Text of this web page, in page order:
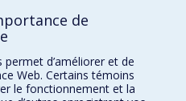
de
d’améliorer et de
Web. Certains témoins
le fonctionnement et la